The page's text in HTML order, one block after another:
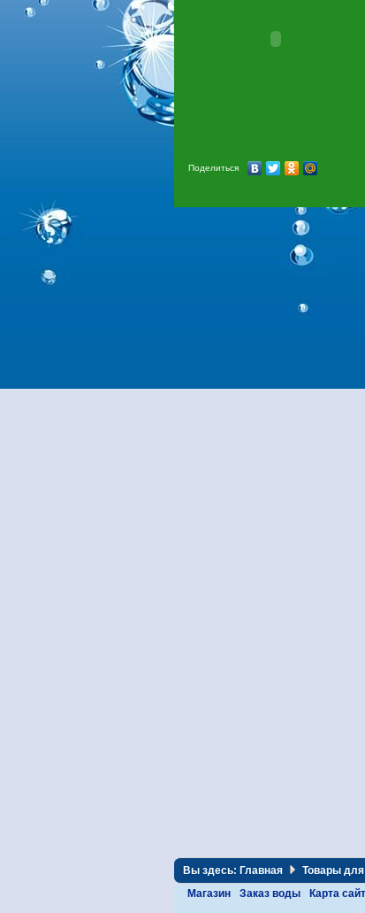
Поделиться
Вы здесь: Главная Товары
Магазин
Заказ воды Карта